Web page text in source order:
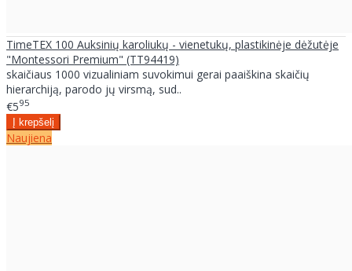
TimeTEX 100 Auksinių karoliukų - vienetukų, plastikinėje dėžutėje
"Montessori Premium" (TT94419)
skaičiaus 1000 vizualiniam suvokimui gerai paaiškina skaičių
hierarchiją, parodo jų virsmą, sud..
€595
Naujiena